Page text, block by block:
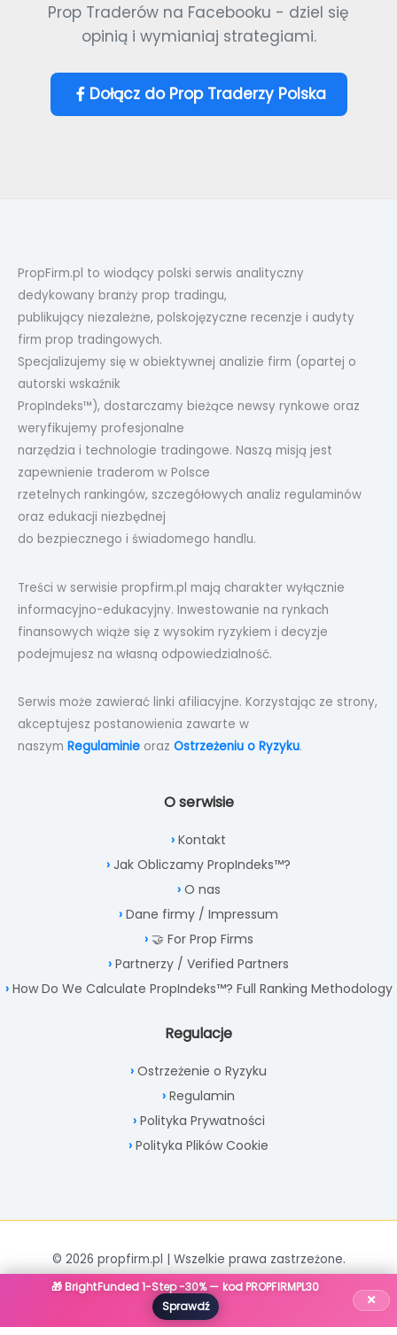
Prop Traderów na Facebooku - dziel się
opinią i wymianiaj strategiami.
Dołącz do Prop Traderzy Polska
PropFirm.pl to wiodący polski serwis analityczny
dedykowany branży prop tradingu,
publikujący niezależne, polskojęzyczne recenzje i audyty
firm prop tradingowych.
Specjalizujemy się w obiektywnej analizie firm (opartej o
autorski wskaźnik
PropIndeks™), dostarczamy bieżące newsy rynkowe oraz
weryfikujemy profesjonalne
narzędzia i technologie tradingowe. Naszą misją jest
zapewnienie traderom w Polsce
rzetelnych rankingów, szczegółowych analiz regulaminów
oraz edukacji niezbędnej
do bezpiecznego i świadomego handlu.
Treści w serwisie propfirm.pl mają charakter wyłącznie
informacyjno-edukacyjny. Inwestowanie na rynkach
finansowych wiąże się z wysokim ryzykiem i decyzje
podejmujesz na własną odpowiedzialność.
Serwis może zawierać linki afiliacyjne. Korzystając ze strony,
akceptujesz postanowienia zawarte w
naszym Regulaminie oraz Ostrzeżeniu o Ryzyku.
O serwisie
Kontakt
Jak Obliczamy PropIndeks™?
O nas
Dane firmy / Impressum
🤝 For Prop Firms
Partnerzy / Verified Partners
How Do We Calculate PropIndeks™? Full Ranking Methodology
Regulacje
Ostrzeżenie o Ryzyku
Regulamin
Polityka Prywatności
Polityka Plików Cookie
© 2026 propfirm.pl | Wszelkie prawa zastrzeżone.
🎁 BrightFunded 1-Step -30% — kod PROPFIRMPL30
Sprawdź
×